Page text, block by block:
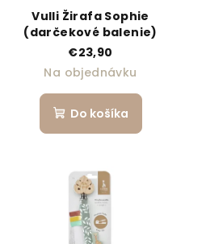
Vulli Žirafa Sophie
(darčekové balenie)
€23,90
Na objednávku
Do košíka